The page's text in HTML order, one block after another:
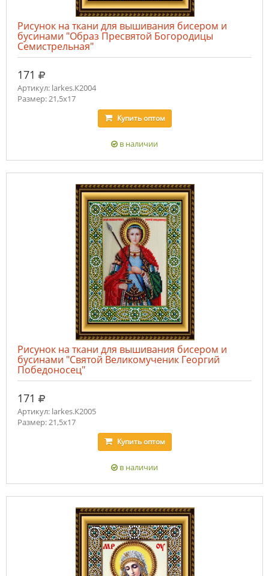
Рисунок на ткани для вышивания бисером и
бусинами "Образ Пресвятой Богородицы
Семистрельная"
171 руб.
Артикул: larkes.К2004
Размер: 21,5х17
Купитьоптом
в наличии
Рисунок на ткани для вышивания бисером и
бусинами "Святой Великомученик Георгий
Победоносец"
171 руб.
Артикул: larkes.К2005
Размер: 21,5х17
Купитьоптом
в наличии